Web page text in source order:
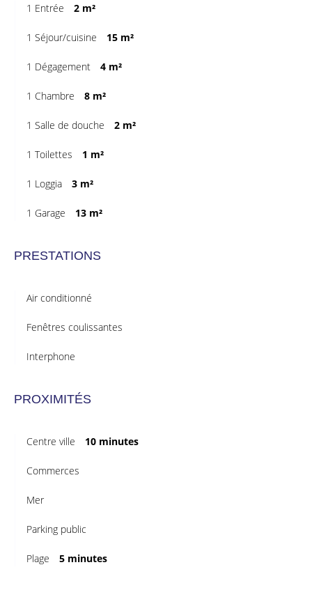
1 Entrée 2 m²
1 Séjour/cuisine 15 m²
1 Dégagement 4 m²
1 Chambre 8 m²
1 Salle de douche 2 m²
1 Toilettes 1 m²
1 Loggia 3 m²
1 Garage 13 m²
PRESTATIONS
Air conditionné
Fenêtres coulissantes
Interphone
PROXIMITÉS
Centre ville 10 minutes
Commerces
Mer
Parking public
Plage 5 minutes